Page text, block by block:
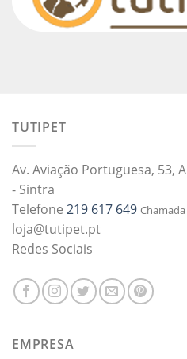
TUTIPET
Av. Aviação Portuguesa, 53,
- Sintra
Telefone 219 617 649
loja@tutipet.pt
Redes Sociais
EMPRESA